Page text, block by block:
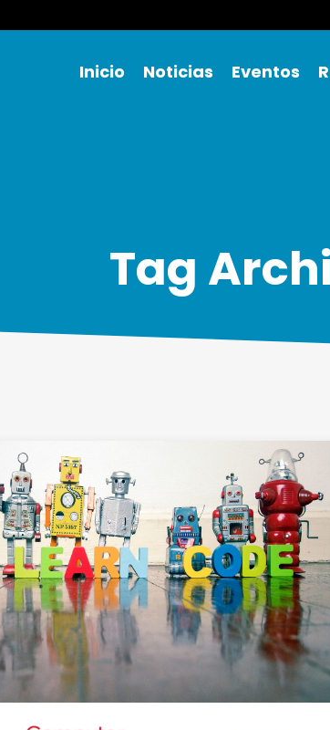
Inicio Noticias Eventos
Tag
Permanent Link to Semana